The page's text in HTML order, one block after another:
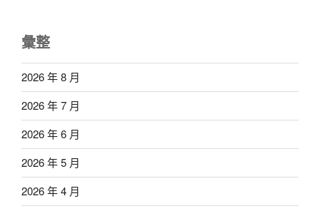
彙整
2026 年 8 月
2026 年 7 月
2026 年 6 月
2026 年 5 月
2026 年 4 月